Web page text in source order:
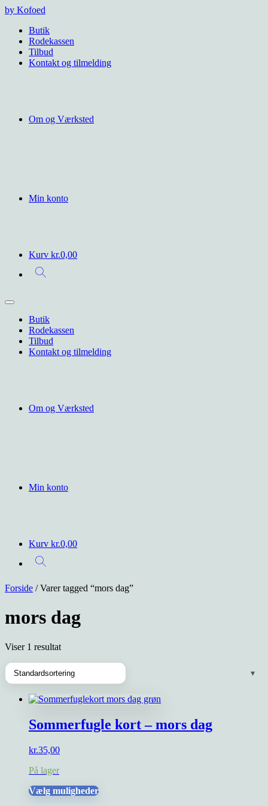
Videre
indhold
by Kofoed
Butik
Rodekassen
Tilbud
Kontakt og tilmelding
Om og Værksted
Min konto
Kurv kr.0,00
Butik
Rodekassen
Tilbud
Kontakt og tilmelding
Om og Værksted
Min konto
Kurv kr.0,00
Forside / Varer tagged “mors dag”
mors dag
Viser 1 resultat
Sommerfugle kort – mors dag
kr.35,00
På lager
Vælg mulighederDette